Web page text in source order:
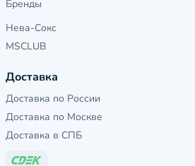
Бренды
Нева-Сокс
MSCLUB
Доставка
Доставка по России
Доставка по Москве
Доставка в СПБ